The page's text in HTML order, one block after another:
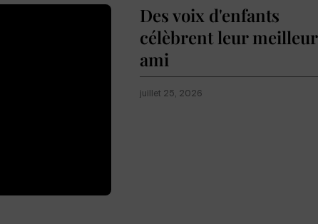
Des voix d'enfants
célèbrent leur meilleur
ami
juillet 25, 2026